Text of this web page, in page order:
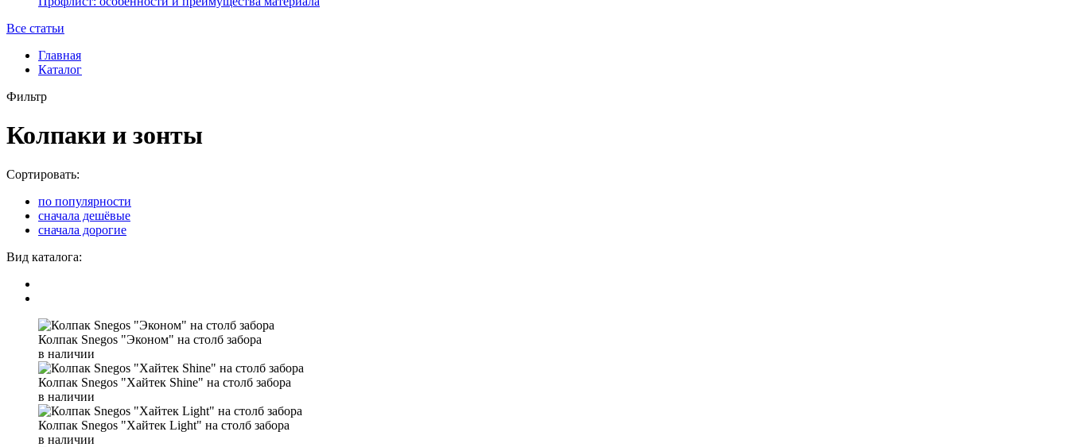
Все статьи
Главная
Каталог
Фильтр
Колпаки и зонты
Сортировать:
по популярности
сначала дешёвые
сначала дорогие
Вид каталога:
Колпак Snegos "Эконом" на столб забора
в наличии
Колпак Snegos "Хайтек Shine" на столб забора
в наличии
Колпак Snegos "Хайтек Light" на столб забора
в наличии